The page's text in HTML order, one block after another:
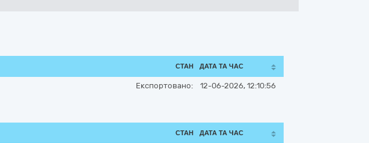
СТАН ДАТА ТА ЧАС
Експортовано: 12-06-2026, 12:10:56
СТАН ДАТА ТА ЧАС